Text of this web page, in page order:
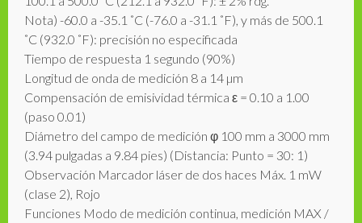
Nota) -60.0 a -35.1 ˚C (-76.0 a -31.1 ˚F), y más de 500.1
˚C (932.0 ˚F): precisión no especificada
Tiempo de respuesta 1 segundo (90%)
Longitud de onda de medición 8 a 14 µm
Compensación de emisividad térmica ε = 0.10 a 1.00
(paso 0.01)
Diámetro del campo de medición φ 100 mm a 3000 mm
(3.94 pulgadas a 9.84 pies) (Distancia: Punto = 30: 1)
Observación Marcador láser de dos haces Máx. 1 mW
(clase 2), Rojo
Funciones Modo de medición continua, medición MAX /